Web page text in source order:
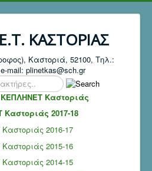
ΚΑΣΤΟΡΙΑΣ
Καστοριά, 52100, Τηλ.:
mail: plinetkas@sch.gr
Καστοριάς
2017-18
2016-17
2015-16
2014-15